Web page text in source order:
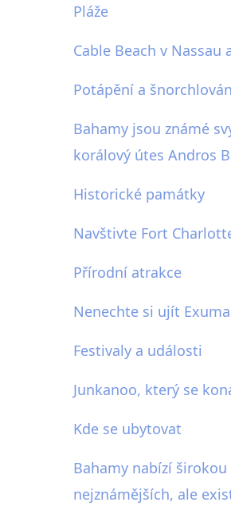
Pláže
Cable Beach v
Potápění a
Bahamy jsou známé
korálový útes Andros
Historické památky
Navštivte Fort
Přírodní atrakce
Nenechte si ujít
Festivaly a události
Junkanoo, který se
Kde se ubytovat
Bahamy nabízí
nejznámějších, ale